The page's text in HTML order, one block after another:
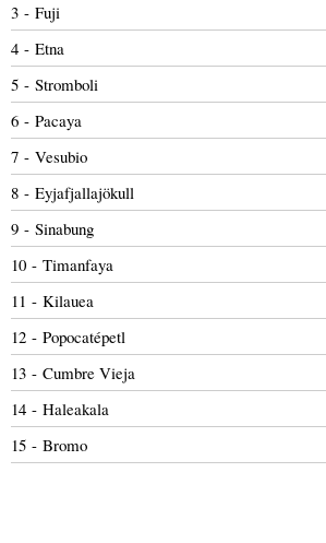
3 - Fuji
4 - Etna
5 - Stromboli
6 - Pacaya
7 - Vesubio
8 - Eyjafjallajökull
9 - Sinabung
10 - Timanfaya
11 - Kilauea
12 - Popocatépetl
13 - Cumbre Vieja
14 - Haleakala
15 - Bromo